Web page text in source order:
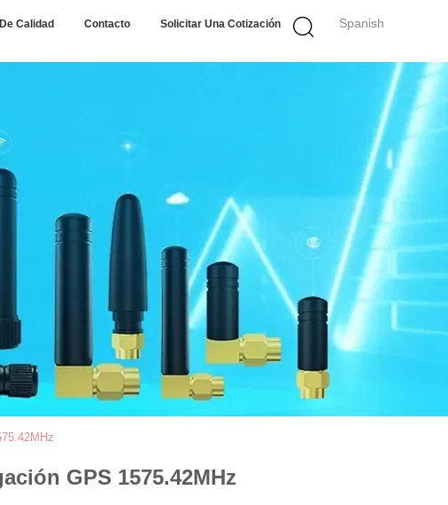
Spanish
Calidad Contacto Solicitar Una Cotización
GPS 1575.42MHz